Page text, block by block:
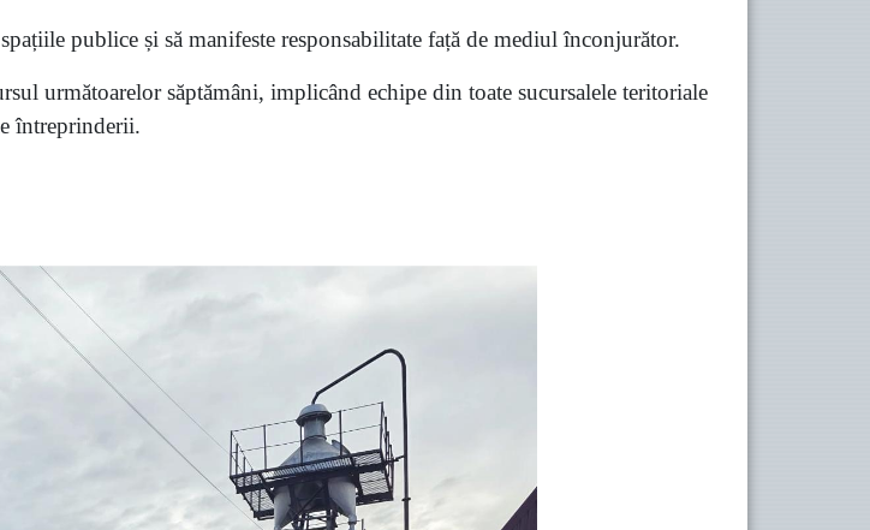
publice și să manifeste responsabilitate față de mediul înconjurător.
următoarelor săptămâni, implicând echipe din toate sucursalele teritoriale
întreprinderii.